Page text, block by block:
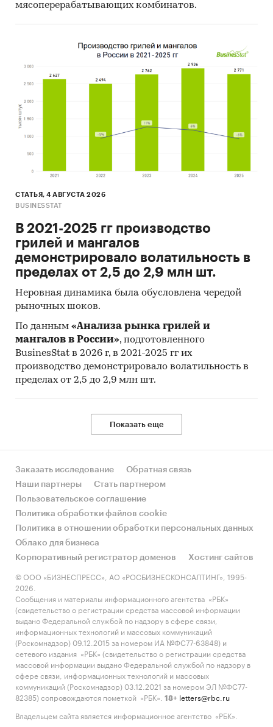
все доступные исследователю документы.
Маркетинговое агентство DISCOVERY Research
Group завершило исследование рынка
фильтрата полигонов твердых коммунальных
отходов и жидких промышленных и
коммунальных отходов в России.
В 2016 г. было вывезено 268,8 млн. м3 отходов,
отходов в России составил 274,4 млн. м3, что на
2,11% больше показателя 2016 г.
твердых коммунальных отходов на объекты,
используемые для обработки отходов, в России
составил 27,9 млн. м3, что на 16,74% больше
показателя 2016 г.
В структуре рынка вывезенных за год твердых
коммунальных отходов на объекты,
используемые для обработки отходов, в России
по федеральным округам в 2017 г. основную
долю занимает Центральный ФО – 45,4%.
Одной из главных проблем в эксплуатации и
поверхностные стоки, которые обладают
повышенными концентрациями загрязнений
органического и минерального характера,
тяжелых металлов, а также содержат
обширный перечень опасных органических
соединений.
Объем рынка вывезенных за год твердых
коммунальных отходов на объекты,
используемые для обработки отходов, в
Москве и Московской области в 2017 г. составил
7,6 млн. м3, что на 39,03% больше показателя
2016 г.
Такой значительный темп прироста рынка
можно объяснить ростом интереса к теме
обработки отходов, экологичной обстановке в
регионе и влиянием совершенствующихся
законодательных инициатив.
В России нет официальной статистики по типу
Отсутствие таких данных приводит к тому, что
мясоперерабатывающих комбинатов.
СТАТЬЯ, 4 АВГУСТА 2026
BUSINESSTAT
В 2021-2025 гг производство
грилей и мангалов
демонстрировало волатильность в
пределах от 2,5 до 2,9 млн шт.
Неровная динамика была обусловлена чередой
рыночных шоков.
По данным «Анализа рынка грилей и
мангалов в России», подготовленного
BusinesStat в 2026 г, в 2021-2025 гг их
производство демонстрировало волатильность в
пределах от 2,5 до 2,9 млн шт.
Показать еще
Заказать исследование
Обратная связь
Наши партнеры
Стать партнером
Пользовательское соглашение
Политика обработки файлов cookie
Политика в отношении обработки персональных данных
Облако для бизнеса
Корпоративный регистратор доменов
Хостинг сайтов
© ООО «БИЗНЕСПРЕСС», АО «РОСБИЗНЕСКОНСАЛТИНГ», 1995-
2026.
Сообщения и материалы информационного агентства «РБК»
(свидетельство о регистрации средства массовой информации
выдано Федеральной службой по надзору в сфере связи,
информационных технологий и массовых коммуникаций
(Роскомнадзор) 09.12.2015 за номером ИА №ФС77-63848) и
сетевого издания «РБК» (свидетельство о регистрации средства
массовой информации выдано Федеральной службой по надзору в
сфере связи, информационных технологий и массовых
коммуникаций (Роскомнадзор) 03.12.2021 за номером ЭЛ №ФС77-
82385) сопровождаются пометкой «РБК».
18+ letters@rbc.ru
Владельцем сайта является информационное агентство «РБК».